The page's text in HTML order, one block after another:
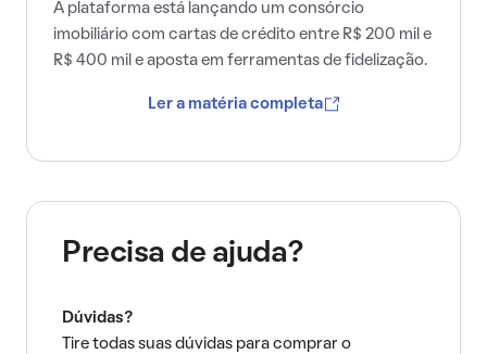
A plataforma está lançando um consórcio
imobiliário com cartas de crédito entre R$ 200 mil e
R$ 400 mil e aposta em ferramentas de fidelização.
Ler a matéria completa
Precisa de ajuda?
Dúvidas?
Tire todas suas dúvidas para comprar o